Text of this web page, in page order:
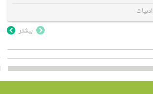
ادبیات
بیشتر